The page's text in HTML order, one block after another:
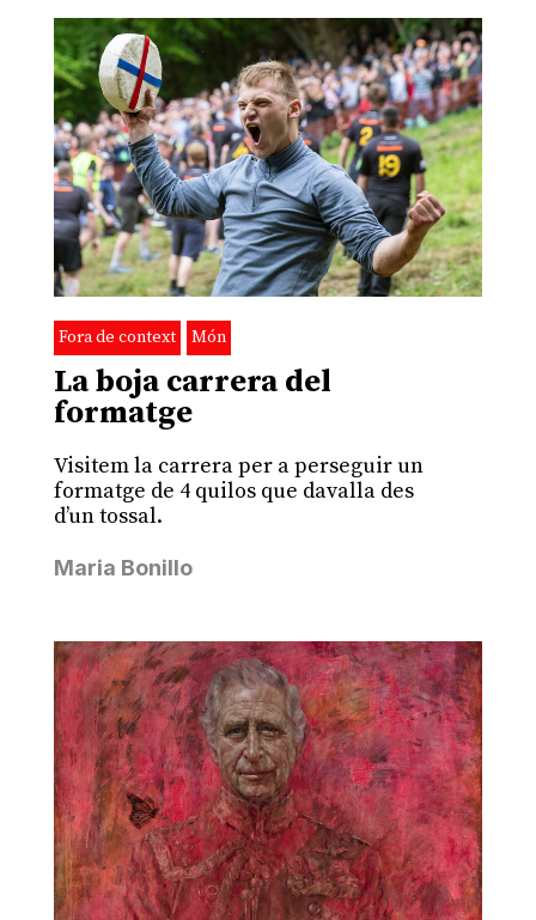
Fora de context Món
La boja carrera del
formatge
Visitem la carrera per a perseguir un
formatge de 4 quilos que davalla des
d’un tossal.
Maria Bonillo